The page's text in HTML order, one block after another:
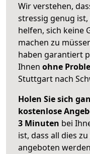
Wir verstehen,
stressig genug
helfen, sich keine
machen zu
haben garantiert
Ihnen ohne
Stuttgart nach
Holen Sie sich
kostenlose
3 Minuten bei
ist, dass all dies
angeboten